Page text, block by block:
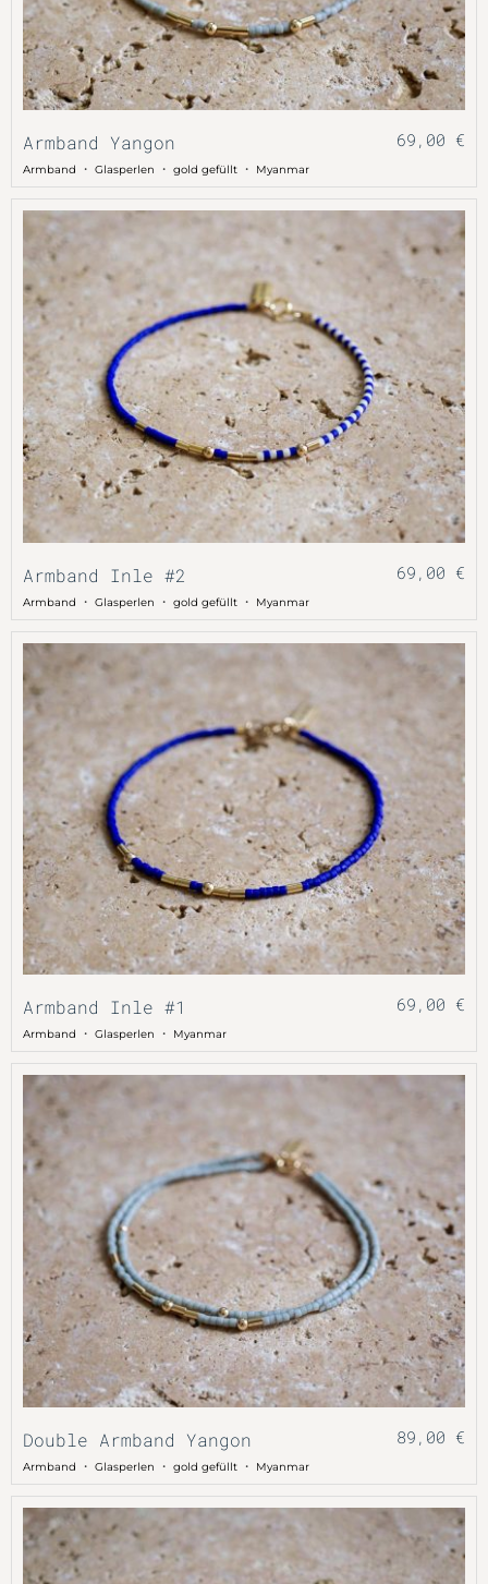
Armband Yangon 69,00 €
Armband ・ Glasperlen ・ gold gefüllt ・ Myanmar
Armband Inle #2 69,00 €
Armband ・ Glasperlen ・ gold gefüllt ・ Myanmar
Armband Inle #1 69,00 €
Armband ・ Glasperlen ・ Myanmar
Double Armband Yangon 89,00 €
Armband ・ Glasperlen ・ gold gefüllt ・ Myanmar